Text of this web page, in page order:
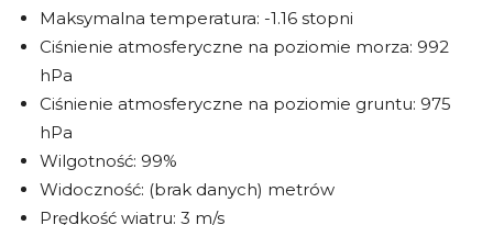
Maksymalna temperatura: -1.16 stopni
Ciśnienie atmosferyczne na poziomie morza: 992
hPa
Ciśnienie atmosferyczne na poziomie gruntu: 975
hPa
Wilgotność: 99%
Widoczność: (brak danych) metrów
Prędkość wiatru: 3 m/s